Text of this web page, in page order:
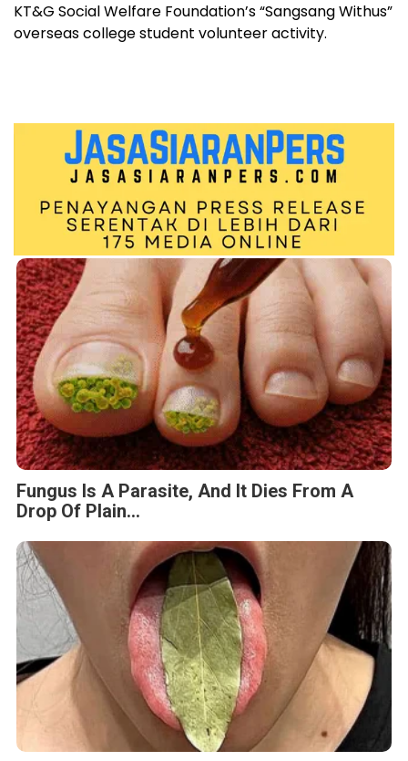
KT&G Social Welfare Foundation’s “Sangsang Withus”
overseas college student volunteer activity.
Fungus Is A Parasite, And It Dies From A
Drop Of Plain...